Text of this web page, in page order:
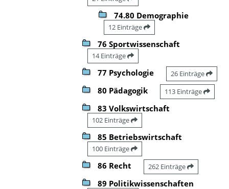
74.80 Demographie
12 Einträge
76 Sportwissenschaft
14 Einträge
77 Psychologie 26 Einträge
80 Pädagogik 113 Einträge
83 Volkswirtschaft
102 Einträge
85 Betriebswirtschaft
100 Einträge
86 Recht 262 Einträge
89 Politikwissenschaften